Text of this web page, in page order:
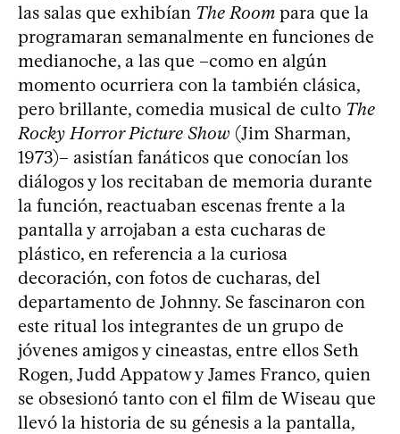
las salas que exhibían The Room para que la
programaran semanalmente en funciones de
medianoche, a las que –como en algún
momento ocurriera con la también clásica,
pero brillante, comedia musical de culto The
Rocky Horror Picture Show (Jim Sharman,
1973)– asistían fanáticos que conocían los
diálogos y los recitaban de memoria durante
la función, reactuaban escenas frente a la
pantalla y arrojaban a esta cucharas de
plástico, en referencia a la curiosa
decoración, con fotos de cucharas, del
departamento de Johnny. Se fascinaron con
este ritual los integrantes de un grupo de
jóvenes amigos y cineastas, entre ellos Seth
Rogen, Judd Appatow y James Franco, quien
se obsesionó tanto con el film de Wiseau que
llevó la historia de su génesis a la pantalla,